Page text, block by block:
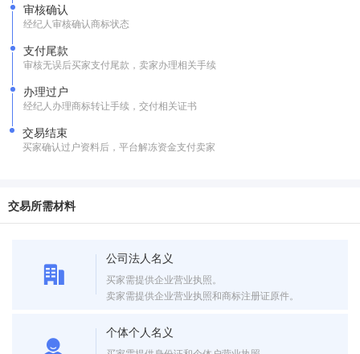
审核确认
经纪人审核确认商标状态
支付尾款
审核无误后买家支付尾款，卖家办理相关手续
办理过户
经纪人办理商标转让手续，交付相关证书
交易结束
买家确认过户资料后，平台解冻资金支付卖家
交易所需材料
公司法人名义
买家需提供企业营业执照。
卖家需提供企业营业执照和商标注册证原件。
个体个人名义